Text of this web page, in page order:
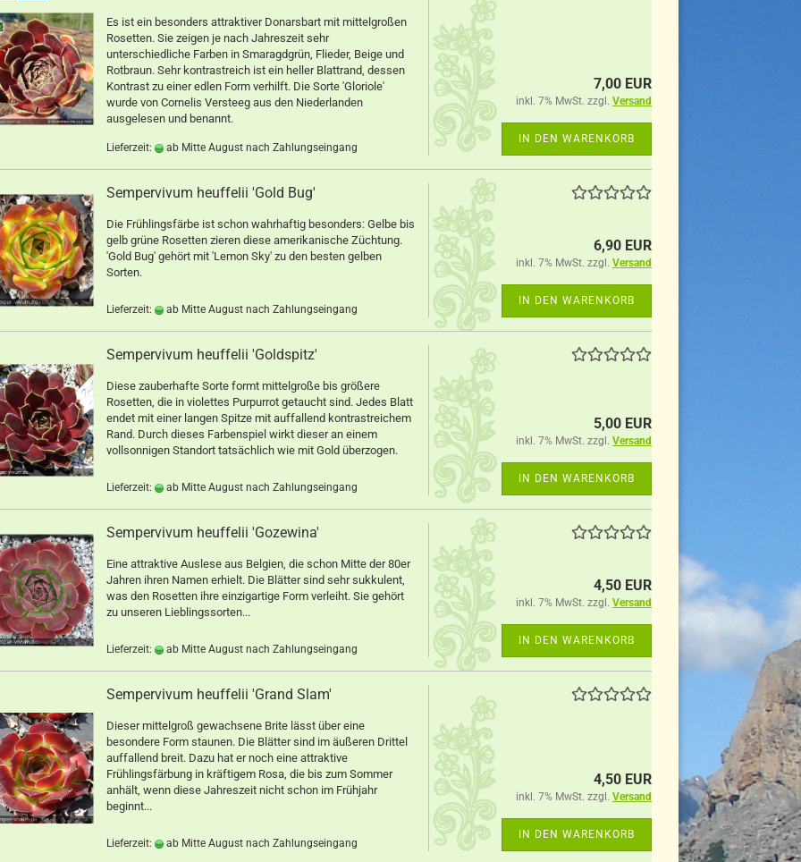
Es ist ein besonders attraktiver Donarsbart mit mittelgroßen
Rosetten. Sie zeigen je nach Jahreszeit sehr
unterschiedliche Farben in Smaragdgrün, Flieder, Beige und
Rotbraun. Sehr kontrastreich ist ein heller Blattrand, dessen
Kontrast zu einer edlen Form verhilft. Die Sorte 'Gloriole'
wurde von Cornelis Versteeg aus den Niederlanden
ausgelesen und benannt.
Lieferzeit: ab Mitte August nach Zahlungseingang
7,00 EUR
inkl. 7% MwSt. zzgl. Versand
IN DEN WARENKORB
Sempervivum heuffelii 'Gold Bug'
Die Frühlingsfärbe ist schon wahrhaftig besonders: Gelbe bis
gelb grüne Rosetten zieren diese amerikanische Züchtung.
'Gold Bug' gehört mit 'Lemon Sky' zu den besten gelben
Sorten.
Lieferzeit: ab Mitte August nach Zahlungseingang
6,90 EUR
inkl. 7% MwSt. zzgl. Versand
IN DEN WARENKORB
Sempervivum heuffelii 'Goldspitz'
Diese zauberhafte Sorte formt mittelgroße bis größere
Rosetten, die in violettes Purpurrot getaucht sind. Jedes Blatt
endet mit einer langen Spitze mit auffallend kontrastreichem
Rand. Durch dieses Farbenspiel wirkt dieser an einem
vollsonnigen Standort tatsächlich wie mit Gold überzogen.
Lieferzeit: ab Mitte August nach Zahlungseingang
5,00 EUR
inkl. 7% MwSt. zzgl. Versand
IN DEN WARENKORB
Sempervivum heuffelii 'Gozewina'
Eine attraktive Auslese aus Belgien, die schon Mitte der 80er
Jahren ihren Namen erhielt. Die Blätter sind sehr sukkulent,
was den Rosetten ihre einzigartige Form verleiht. Sie gehört
zu unseren Lieblingssorten...
Lieferzeit: ab Mitte August nach Zahlungseingang
4,50 EUR
inkl. 7% MwSt. zzgl. Versand
IN DEN WARENKORB
Sempervivum heuffelii 'Grand Slam'
Dieser mittelgroß gewachsene Brite lässt über eine
besondere Form staunen. Die Blätter sind im äußeren Drittel
auffallend breit. Dazu hat er noch eine attraktive
Frühlingsfärbung in kräftigem Rosa, die bis zum Sommer
anhält, wenn diese Jahreszeit nicht schon im Frühjahr
beginnt...
Lieferzeit: ab Mitte August nach Zahlungseingang
4,50 EUR
inkl. 7% MwSt. zzgl. Versand
IN DEN WARENKORB